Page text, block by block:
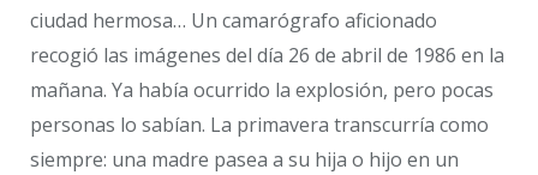
ciudad hermosa… Un camarógrafo aficionado
recogió las imágenes del día 26 de abril de 1986 en la
mañana. Ya había ocurrido la explosión, pero pocas
personas lo sabían. La primavera transcurría como
siempre: una madre pasea a su hija o hijo en un